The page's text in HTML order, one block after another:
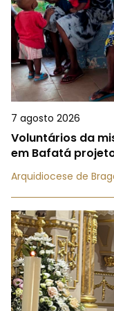
7 agosto 2026
Voluntários da
em Bafatá
Arquidiocese de